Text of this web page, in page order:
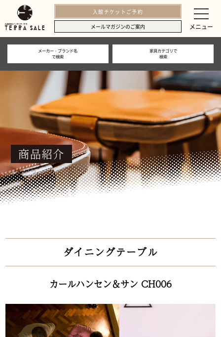
入館チケットご予約
メールマガジンのご案内
メーカー・ブランド名
で検索
家具カテゴリで
検索
商品紹介
ダイニングテーブル
カールハンセン＆サン CH006
メニュー